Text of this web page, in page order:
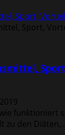
Sport,
funktioniert
zu den